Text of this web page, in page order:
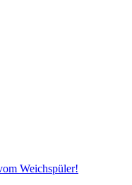
Weichspüler!